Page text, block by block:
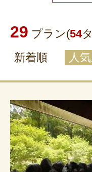
29 プラン(54
新着順
人